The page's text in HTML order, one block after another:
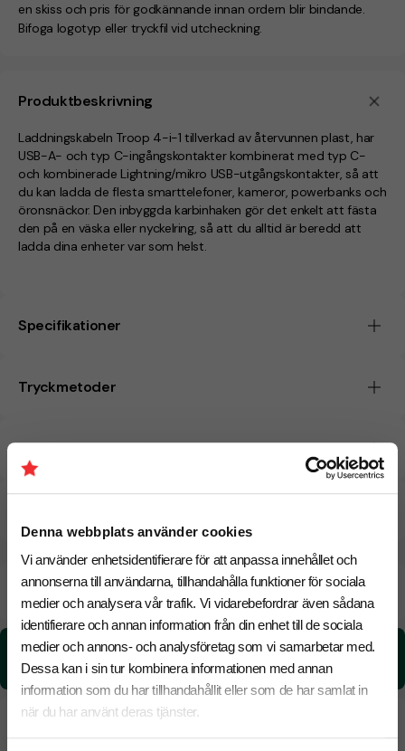
Denna webbplats använder cookies
Vi använder enhetsidentifierare för att anpassa innehållet och
annonserna till användarna, tillhandahålla funktioner för sociala
medier och analysera vår trafik. Vi vidarebefordrar även sådana
identifierare och annan information från din enhet till de sociala
medier och annons- och analysföretag som vi samarbetar med.
Dessa kan i sin tur kombinera informationen med annan
information som du har tillhandahållit eller som de har samlat in
när du har använt deras tjänster.
Produktbeskrivning
Laddningskabeln Troop 4-i-1 tillverkad av återvunnen plast, har
USB-A- och typ C-ingångskontakter kombinerat med typ C-
och kombinerade Lightning/mikro USB-utgångskontakter, så att
du kan ladda de flesta smarttelefoner, kameror, powerbanks och
öronsnäckor. Den inbyggda karbinhaken gör det enkelt att fästa
den på en väska eller nyckelring, så att du alltid är beredd att
ladda dina enheter var som helst.
Specifikationer
Tryckmetoder
Pristabell
en skiss och pris för godkännande innan ordern blir bindande.
Bifoga logotyp eller tryckfil vid utcheckning.
18 Augusti Beräknad leveranstid: 6 arbetsdagar
Snabbare leverans? Kontakta oss.
CO₂e -avtryck:
4,63170445200632 kg CO₂e / per styck